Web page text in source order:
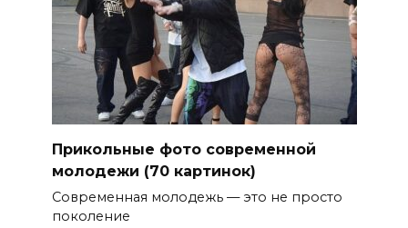
Прикольные фото современной
молодежи (70 картинок)
Современная молодежь — это не просто
поколение